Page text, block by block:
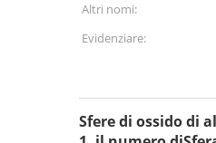
Altri nomi:
Evidenziare:
Sfere di ossido di